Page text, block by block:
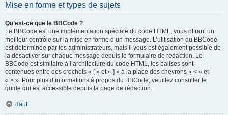
Mise en forme et types de sujets
Qu’est-ce que le BBCode ?
Le BBCode est une implémentation spéciale du code HTML, vous offrant un
meilleur contrôle sur la mise en forme d’un message. L’utilisation du BBCode
est déterminée par les administrateurs, mais il vous est également possible de
la désactiver sur chaque message depuis le formulaire de rédaction. Le
BBCode est similaire à l’architecture du code HTML, les balises sont
contenues entre des crochets « [ » et « ] » à la place des chevrons « < » et
« > ». Pour plus d’informations à propos du BBCode, veuillez consulter le
guide qui est accessible depuis la page de rédaction.
Haut